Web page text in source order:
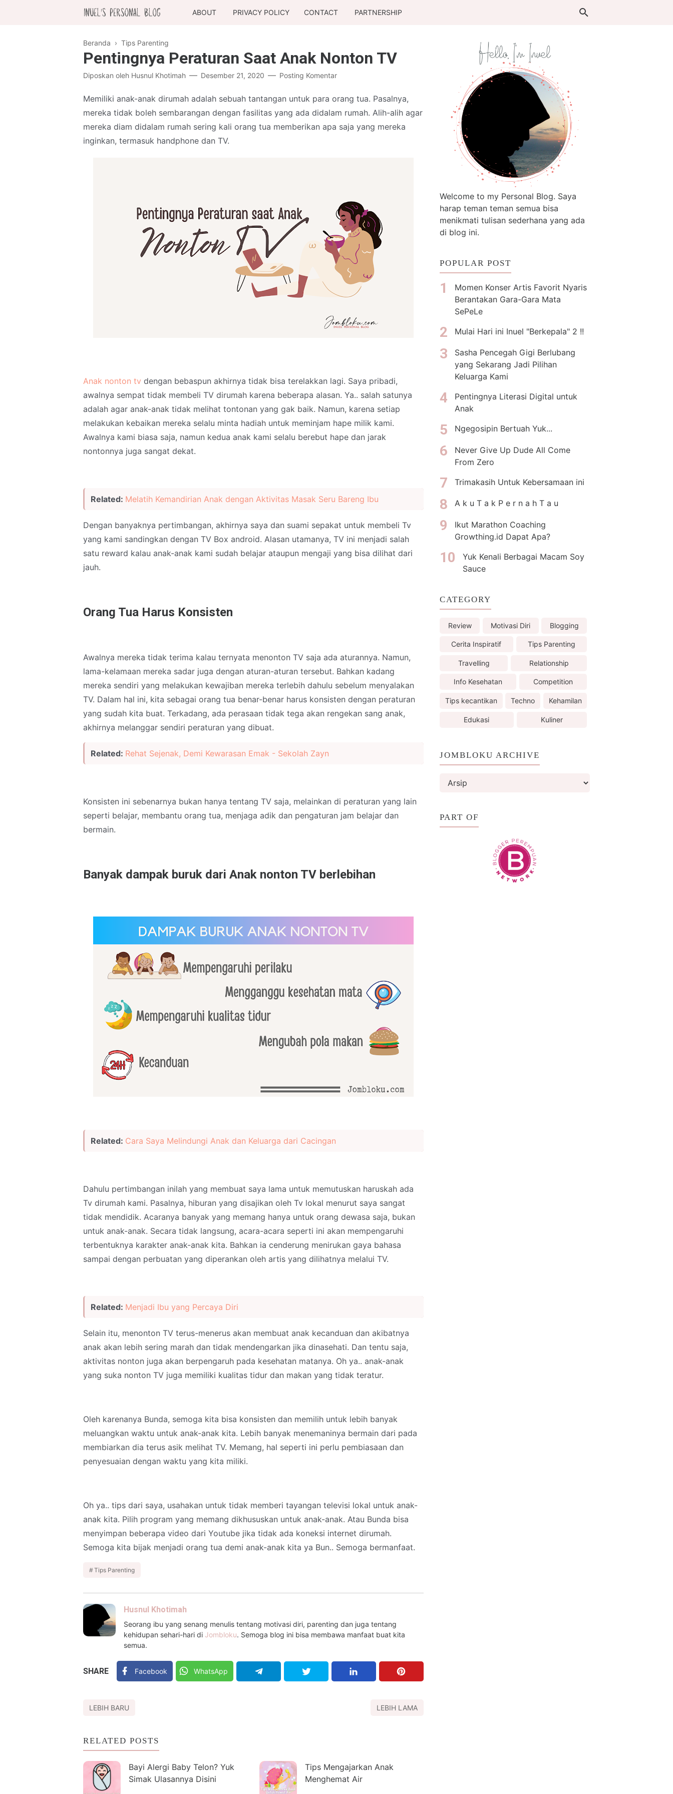
ABOUT PRIVACY POLICY CONTACT PARTNERSHIP
Beranda › Tips Parenting
Pentingnya Peraturan Saat Anak Nonton TV
Diposkan oleh Husnul Khotimah Desember 21, 2020 Posting Komentar
Memiliki anak-anak dirumah adalah sebuah tantangan untuk para orang tua. Pasalnya,
mereka tidak boleh sembarangan dengan fasilitas yang ada didalam rumah. Alih-alih agar
mereka diam didalam rumah sering kali orang tua memberikan apa saja yang mereka
inginkan, termasuk handphone dan TV.
Anak nonton tv dengan bebaspun akhirnya tidak bisa terelakkan lagi. Saya pribadi,
awalnya sempat tidak membeli TV dirumah karena beberapa alasan. Ya.. salah satunya
adalah agar anak-anak tidak melihat tontonan yang gak baik. Namun, karena setiap
melakukan kebaikan mereka selalu minta hadiah untuk meminjam hape milik kami.
Awalnya kami biasa saja, namun kedua anak kami selalu berebut hape dan jarak
nontonnya juga sangat dekat.
Related: Melatih Kemandirian Anak dengan Aktivitas Masak Seru Bareng Ibu
Dengan banyaknya pertimbangan, akhirnya saya dan suami sepakat untuk membeli Tv
yang kami sandingkan dengan TV Box android. Alasan utamanya, TV ini menjadi salah
satu reward kalau anak-anak kami sudah belajar ataupun mengaji yang bisa dilihat dari
jauh.
Orang Tua Harus Konsisten
Awalnya mereka tidak terima kalau ternyata menonton TV saja ada aturannya. Namun,
lama-kelamaan mereka sadar juga dengan aturan-aturan tersebut. Bahkan kadang
mereka sendiri yang melakukan kewajiban mereka terlebih dahulu sebelum menyalakan
TV. Dalam hal ini, kita sebagai orang tua benar-benar harus konsisten dengan peraturan
yang sudah kita buat. Terkadang, ada perasaan tidak tega akan rengekan sang anak,
akhirnya melanggar sendiri peraturan yang dibuat.
Related: Rehat Sejenak, Demi Kewarasan Emak - Sekolah Zayn
Konsisten ini sebenarnya bukan hanya tentang TV saja, melainkan di peraturan yang lain
seperti belajar, membantu orang tua, menjaga adik dan pengaturan jam belajar dan
bermain.
Banyak dampak buruk dari Anak nonton TV berlebihan
Related: Cara Saya Melindungi Anak dan Keluarga dari Cacingan
Dahulu pertimbangan inilah yang membuat saya lama untuk memutuskan haruskah ada
Tv dirumah kami. Pasalnya, hiburan yang disajikan oleh Tv lokal menurut saya sangat
tidak mendidik. Acaranya banyak yang memang hanya untuk orang dewasa saja, bukan
untuk anak-anak. Secara tidak langsung, acara-acara seperti ini akan mempengaruhi
terbentuknya karakter anak-anak kita. Bahkan ia cenderung menirukan gaya bahasa
sampai dengan perbuatan yang diperankan oleh artis yang dilihatnya melalui TV.
Related: Menjadi Ibu yang Percaya Diri
Selain itu, menonton TV terus-menerus akan membuat anak kecanduan dan akibatnya
anak akan lebih sering marah dan tidak mendengarkan jika dinasehati. Dan tentu saja,
aktivitas nonton juga akan berpengaruh pada kesehatan matanya. Oh ya.. anak-anak
yang suka nonton TV juga memiliki kualitas tidur dan makan yang tidak teratur.
Oleh karenanya Bunda, semoga kita bisa konsisten dan memilih untuk lebih banyak
meluangkan waktu untuk anak-anak kita. Lebih banyak menemaninya bermain dari pada
membiarkan dia terus asik melihat TV. Memang, hal seperti ini perlu pembiasaan dan
penyesuaian dengan waktu yang kita miliki.
Oh ya.. tips dari saya, usahakan untuk tidak memberi tayangan televisi lokal untuk anak-
anak kita. Pilih program yang memang dikhususkan untuk anak-anak. Atau Bunda bisa
menyimpan beberapa video dari Youtube jika tidak ada koneksi internet dirumah.
Semoga kita bijak menjadi orang tua demi anak-anak kita ya Bun.. Semoga bermanfaat.
Tips Parenting
Husnul Khotimah
Seorang ibu yang senang menulis tentang motivasi diri, parenting dan juga tentang
kehidupan sehari-hari di Jombloku. Semoga blog ini bisa membawa manfaat buat kita
semua.
SHARE Facebook WhatsApp
LEBIH BARU LEBIH LAMA
RELATED POSTS
Bayi Alergi Baby Telon? Yuk
Simak Ulasannya Disini
Tips Mengajarkan Anak
Menghemat Air
Welcome to my Personal Blog. Saya
harap teman teman semua bisa
menikmati tulisan sederhana yang ada
di blog ini.
POPULAR POST
Momen Konser Artis Favorit Nyaris
Berantakan Gara-Gara Mata
SePeLe
Mulai Hari ini Inuel "Berkepala" 2 !!
Sasha Pencegah Gigi Berlubang
yang Sekarang Jadi Pilihan
Keluarga Kami
Pentingnya Literasi Digital untuk
Anak
Ngegosipin Bertuah Yuk...
Never Give Up Dude All Come
From Zero
Trimakasih Untuk Kebersamaan ini
A k u T a k P e r n a h T a u
Ikut Marathon Coaching
Growthing.id Dapat Apa?
Yuk Kenali Berbagai Macam Soy
Sauce
CATEGORY
Review Motivasi Diri Blogging
Cerita Inspiratif Tips Parenting
Travelling Relationship
Info Kesehatan Competition
Tips kecantikan Techno Kehamilan
Edukasi Kuliner
JOMBLOKU ARCHIVE
PART OF